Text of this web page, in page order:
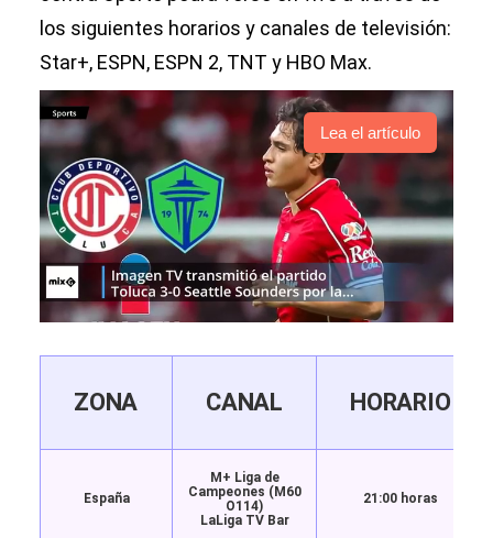
los siguientes horarios y canales de televisión:
Star+, ESPN, ESPN 2, TNT y HBO Max.
Lea el artículo
ZONA CANAL HORARIO
España
M+ Liga de
Campeones (M60
O114)
LaLiga TV Bar
21:00 horas